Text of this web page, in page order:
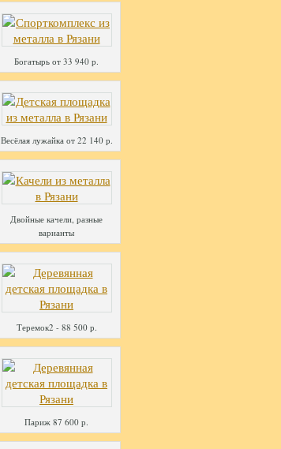
Богатырь от 33 940 р.
Весёлая лужайка от 22 140 р.
Двойные качели, разные
варианты
Теремок2 - 88 500 р.
Париж 87 600 р.